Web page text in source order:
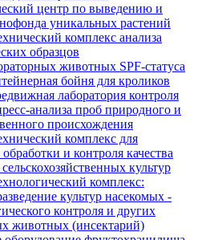
центр по выведению и
уникальных растений
комплекс анализа
образцов
животных SPF-статуса
бойня для кроликов
лаборатория контроля
анализа проб природного и
происхождения
комплекс для
и контроля качества
культур
комплекс:
культур насекомых -
контроля и других
животных (инсектарий)